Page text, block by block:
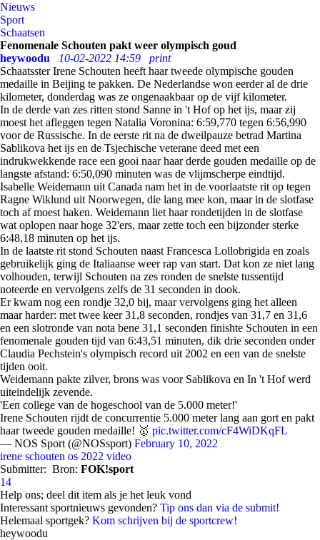
Nieuws
Sport
Schaatsen
Fenomenale Schouten pakt weer olympisch goud
heywoodu
10-02-2022 14:59
print
Schaatsster Irene Schouten heeft haar tweede olympische gouden
medaille in Beijing te pakken. De Nederlandse won eerder al de drie
kilometer, donderdag was ze ongenaakbaar op de vijf kilometer.
In de derde van zes ritten stond Sanne in 't Hof op het ijs, maar zij
moest het afleggen tegen Natalia Voronina: 6:59,770 tegen 6:56,990
voor de Russische. In de eerste rit na de dweilpauze betrad Martina
Sablikova het ijs en de Tsjechische veterane deed met een
indrukwekkende race een gooi naar haar derde gouden medaille op de
langste afstand: 6:50,090 minuten was de vlijmscherpe eindtijd.
Isabelle Weidemann uit Canada nam het in de voorlaatste rit op tegen
Ragne Wiklund uit Noorwegen, die lang mee kon, maar in de slotfase
toch af moest haken. Weidemann liet haar rondetijden in de slotfase
wat oplopen naar hoge 32'ers, maar zette toch een bijzonder sterke
6:48,18 minuten op het ijs.
In de laatste rit stond Schouten naast Francesca Lollobrigida en zoals
gebruikelijk ging de Italiaanse weer rap van start. Dat kon ze niet lang
volhouden, terwijl Schouten na zes ronden de snelste tussentijd
noteerde en vervolgens zelfs de 31 seconden in dook.
Er kwam nog een rondje 32,0 bij, maar vervolgens ging het alleen
maar harder: met twee keer 31,8 seconden, rondjes van 31,7 en 31,6
en een slotronde van nota bene 31,1 seconden finishte Schouten in een
fenomenale gouden tijd van 6:43,51 minuten, dik drie seconden onder
Claudia Pechstein's olympisch record uit 2002 en een van de snelste
tijden ooit.
Weidemann pakte zilver, brons was voor Sablikova en In 't Hof werd
uiteindelijk zevende.
'Een college van de hogeschool van de 5.000 meter!'
Irene Schouten rijdt de concurrentie 5.000 meter lang aan gort en pakt
haar tweede gouden medaille! 🥇 pic.twitter.com/cF4WiDKqFL
— NOS Sport (@NOSsport) February 10, 2022
irene schouten os 2022 video
Submitter: Bron: FOK!sport
14
Help ons; deel dit item als je het leuk vond
Interessant sportnieuws gevonden? Tip ons dan via de submit!
Helemaal sportgek? Kom schrijven bij de sportcrew!
heywoodu